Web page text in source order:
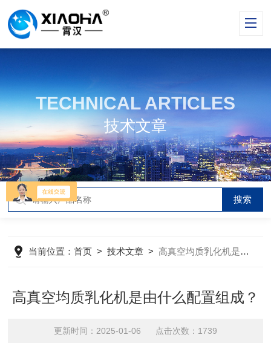
TECHNICAL ARTICLES
技术文章
当前位置：首页 >技术文章 >高真空均质乳化机是由什么配置组成？
高真空均质乳化机是由什么配置组成？
更新时间：2025-01-06 点击次数：1739